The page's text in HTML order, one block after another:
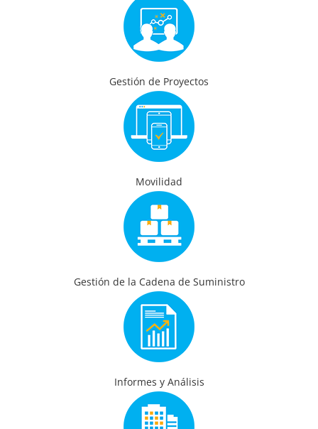
Gestión de Proyectos
Movilidad
Gestión de la Cadena de Suministro
Informes y Análisis